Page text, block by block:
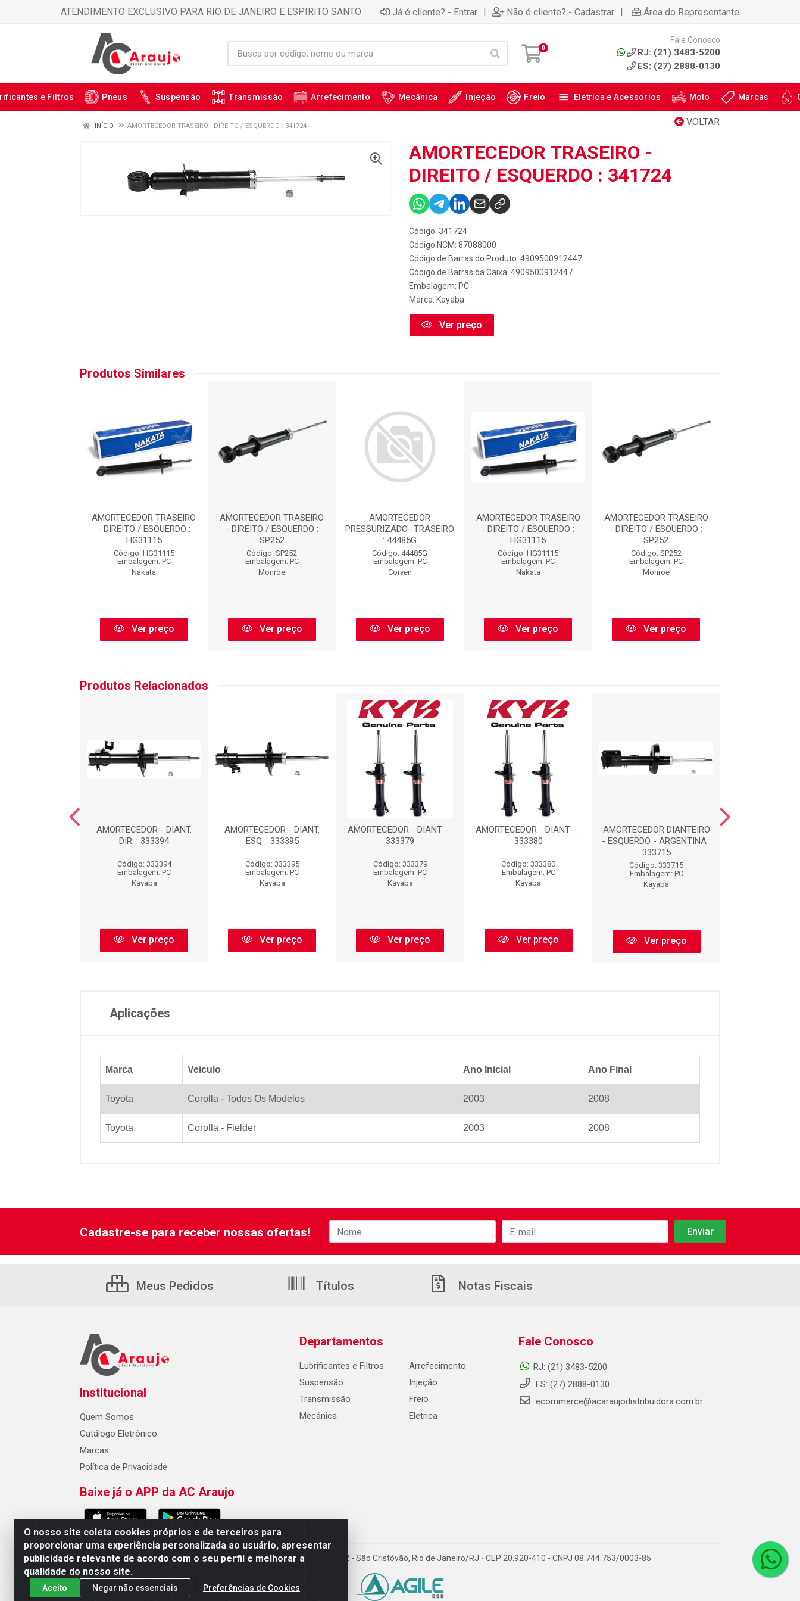
ATENDIMENTO EXCLUSIVO PARA RIO DE JANEIRO E ESPIRITO SANTO Já é cliente? - Entrar | Não é cliente? - Cadastrar | Área do Representante
0
Fale Conosco
RJ: (21) 3483-5200
ES: (27) 2888-0130
e Filtros Pneus Suspensão Transmissão Arrefecimento Mecânica Injeção Freio Eletrica e Acessorios Moto Marcas
VOLTAR
INÍCIO AMORTECEDOR TRASEIRO - DIREITO / ESQUERDO : 341724
AMORTECEDOR TRASEIRO -
DIREITO / ESQUERDO : 341724
Código: 341724
Código NCM: 87088000
Código de Barras do Produto: 4909500912447
Código de Barras da Caixa: 4909500912447
Embalagem: PC
Marca: Kayaba
Ver preço
Produtos Similares
AMORTECEDOR TRASEIRO
- DIREITO / ESQUERDO :
HG31115
Código: HG31115
Embalagem: PC
Nakata
Ver preço
AMORTECEDOR TRASEIRO
- DIREITO / ESQUERDO :
SP252
Código: SP252
Embalagem: PC
Monroe
Ver preço
AMORTECEDOR
PRESSURIZADO- TRASEIRO
: 44485G
Código: 44485G
Embalagem: PC
Corven
Ver preço
AMORTECEDOR TRASEIRO
- DIREITO / ESQUERDO :
HG31115
Código: HG31115
Embalagem: PC
Nakata
Ver preço
AMORTECEDOR TRASEIRO
- DIREITO / ESQUERDO :
SP252
Código: SP252
Embalagem: PC
Monroe
Ver preço
Produtos Relacionados
AMORTECEDOR - DIANT.
DIR. : 333394
Código: 333394
Embalagem: PC
Kayaba
Ver preço
AMORTECEDOR - DIANT.
ESQ. : 333395
Código: 333395
Embalagem: PC
Kayaba
Ver preço
AMORTECEDOR - DIANT. - :
333379
Código: 333379
Embalagem: PC
Kayaba
Ver preço
AMORTECEDOR - DIANT. - :
333380
Código: 333380
Embalagem: PC
Kayaba
Ver preço
AMORTECEDOR DIANTEIRO
- ESQUERDO - ARGENTINA :
333715
Código: 333715
Embalagem: PC
Kayaba
Ver preço
Aplicações
Marca Veiculo Ano Inicial Ano Final
Toyota Corolla - Todos Os Modelos 2003 2008
Toyota Corolla - Fielder 2003 2008
O nosso site coleta cookies próprios e de terceiros para
proporcionar uma experiência personalizada ao usuário, apresentar
publicidade relevante de acordo com o seu perfil e melhorar a
qualidade do nosso site.
Aceito Negar não essenciais Preferências de Cookies
Cadastre-se para receber nossas ofertas!
Meus Pedidos Títulos Notas Fiscais
Institucional
Quem Somos
Catálogo Eletrônico
Marcas
Política de Privacidade
Baixe já o APP da AC Araujo
Departamentos
Lubrificantes e Filtros
Suspensão
Transmissão
Mecânica
Arrefecimento
Injeção
Freio
Eletrica
Fale Conosco
RJ: (21) 3483-5200
ES: (27) 2888-0130
ecommerce@acaraujodistribuidora.com.br
AC Araujo Distribuidora - Rua Carneiro de Campos, 42 - São Cristóvão, Rio de Janeiro/RJ - CEP 20.920-410 - CNPJ 08.744.753/0003-85